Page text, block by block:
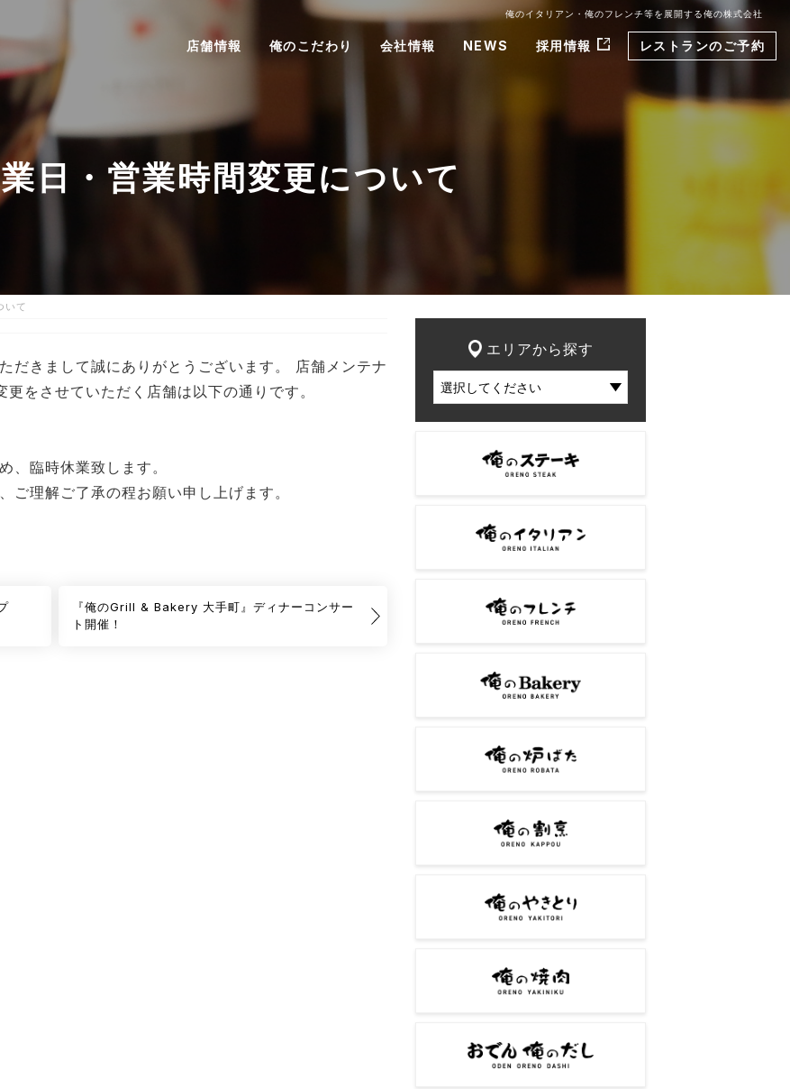
俺のイタリアン・俺のフレンチ等を展開する俺の株式会社
店舗情報 俺のこだわり 会社情報 NEWS 採用情報 レストランのご予約
日・営業時間変更について
いて
だきまして誠にありがとうございます。 店舗メンテナ
をさせていただく店舗は以下の通りです。
休業致します。
ご理解ご了承の程お願い申し上げます。
『俺のGrill & Bakery 大手町』ディナーコンサー
ト開催！
エリアから探す